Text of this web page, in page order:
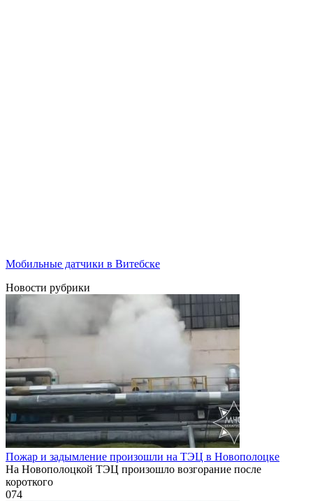
Мобильные датчики в Витебске
Новости рубрики
Пожар и задымление произошли на ТЭЦ в Новополоцке
На Новополоцкой ТЭЦ произошло возгорание после
короткого
074